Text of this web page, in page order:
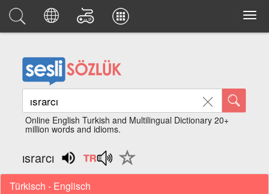
Online English Turkish and Multilingual Dictionary 20+
million words and idioms.
ısrarcı
Türkisch - Englisch